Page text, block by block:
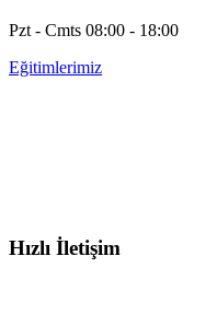
Pzt - Cmts 08:00 - 18:00
Eğitimlerimiz
Hızlı İletişim